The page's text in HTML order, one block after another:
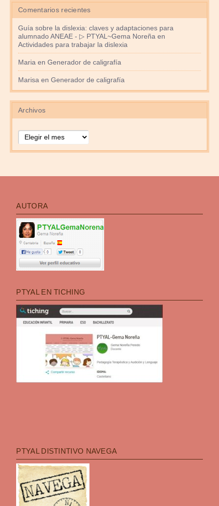
Comentarios recientes
Guía sobre la dislexia: claves y adaptaciones para
alumnado ANEAE - ▷ PTYAL~Gema Noreña en
Actividades para trabajar la dislexia
Maria en Generador de caligrafía
Marisa en Generador de caligrafía
Archivos
AUTORA
PTYAL EN TICHING
PTYAL DISTINTIVO NAVEGA